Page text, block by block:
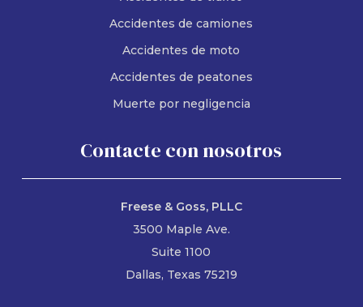
Accidentes de camiones
Accidentes de moto
Accidentes de peatones
Muerte por negligencia
Contacte con nosotros
Freese & Goss, PLLC
3500 Maple Ave.
Suite 1100
Dallas, Texas 75219